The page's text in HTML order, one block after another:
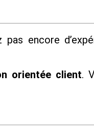
encore
orientée client.